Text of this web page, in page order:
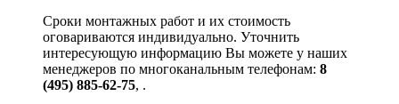
Сроки монтажных работ и их стоимость
оговариваются индивидуально. Уточнить
интересующую информацию Вы можете у наших
менеджеров по многоканальным телефонам: 8
(495) 885-62-75, .